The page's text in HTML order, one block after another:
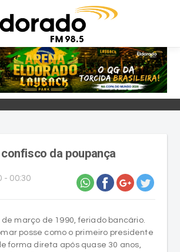
da poupança
- 00:30
março de 1990, feriado bancário.
posse como o primeiro presidente
forma direta após quase 30 anos,